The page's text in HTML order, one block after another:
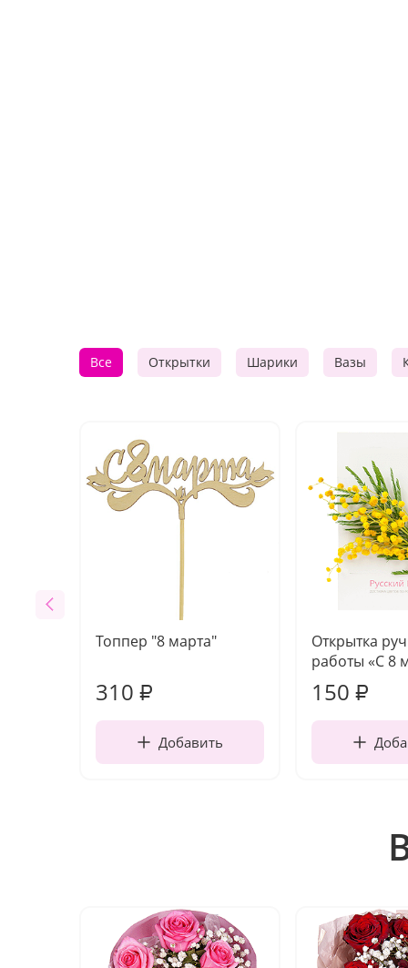
Все Открытки Шарики Вазы
Топпер "8 марта"
310 ₽
Добавить
Открытка
работы «С 8
150 ₽